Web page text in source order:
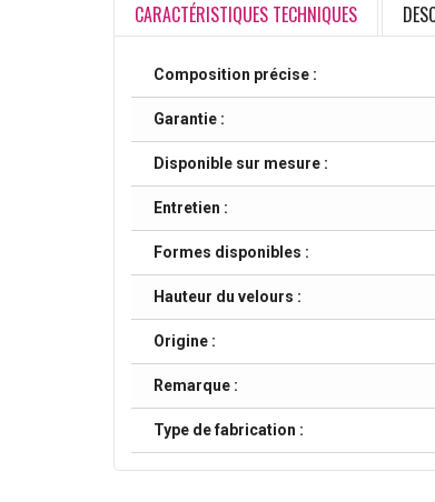
CARACTÉRISTIQUES TECHNIQUES
Composition précise :
Garantie :
Disponible sur mesure :
Entretien :
Formes disponibles :
Hauteur du velours :
Origine :
Remarque :
Type de fabrication :